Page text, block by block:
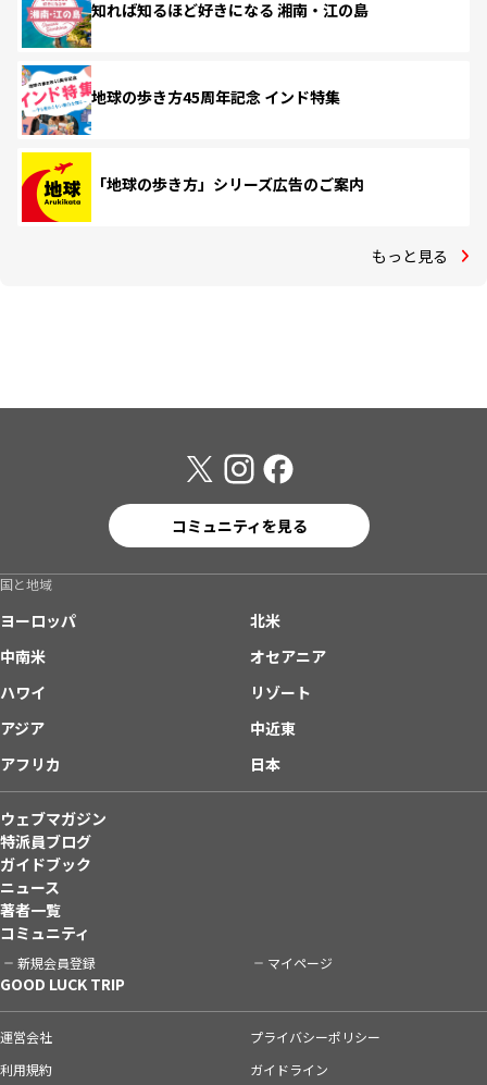
知れば知るほど好きになる 湘南・江の島
地球の歩き方45周年記念 インド特集
「地球の歩き方」シリーズ広告のご案内
もっと見る
コミュニティを見る
国と地域
ヨーロッパ
北米
中南米
オセアニア
ハワイ
リゾート
アジア
中近東
アフリカ
日本
ウェブマガジン
特派員ブログ
ガイドブック
ニュース
著者一覧
コミュニティ
新規会員登録 マイページ
GOOD LUCK TRIP
運営会社
プライバシーポリシー
利用規約
ガイドライン